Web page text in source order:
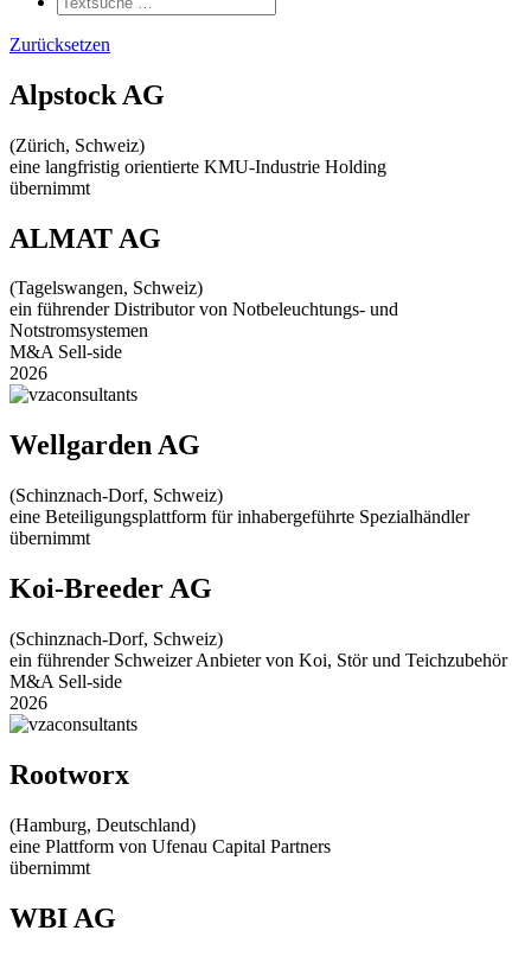
Zurücksetzen
Alpstock AG
(Zürich, Schweiz)
eine langfristig orientierte KMU-Industrie Holding
übernimmt
ALMAT AG
(Tagelswangen, Schweiz)
ein führender Distributor von Notbeleuchtungs- und
Notstromsystemen
M&A Sell-side
2026
Wellgarden AG
(Schinznach-Dorf, Schweiz)
eine Beteiligungsplattform für inhabergeführte Spezialhändler
übernimmt
Koi-Breeder AG
(Schinznach-Dorf, Schweiz)
ein führender Schweizer Anbieter von Koi, Stör und Teichzubehör
M&A Sell-side
2026
Rootworx
(Hamburg, Deutschland)
eine Plattform von Ufenau Capital Partners
übernimmt
WBI AG